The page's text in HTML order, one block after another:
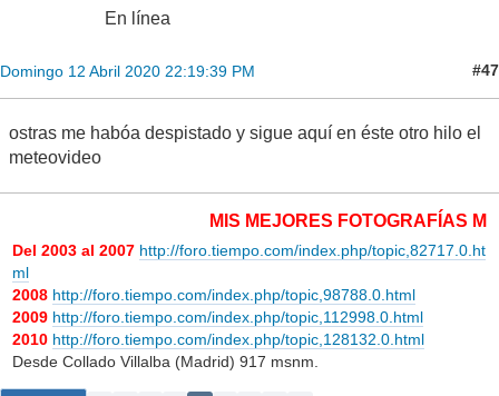
En línea
Domingo 12 Abril 2020 22:19:39 PM #47
ostras me habóa despistado y sigue aquí en éste otro hilo el
meteovideo
MIS MEJORES FOTOGRAFÍAS
Del 2003 al 2007 http://foro.tiempo.com/index.php/topic,82717.0.ht
ml
2008 http://foro.tiempo.com/index.php/topic,98788.0.html
2009 http://foro.tiempo.com/index.php/topic,112998.0.html
2010 http://foro.tiempo.com/index.php/topic,128132.0.html
Desde Collado Villalba (Madrid) 917 msnm.